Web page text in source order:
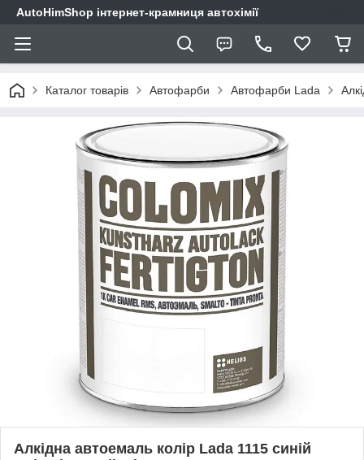
AutoHimShop інтернет-крамниця автохімії
Каталог товарів Автофарби Автофарби Lada
Алкідна автоемаль колір Lada 1115 синій